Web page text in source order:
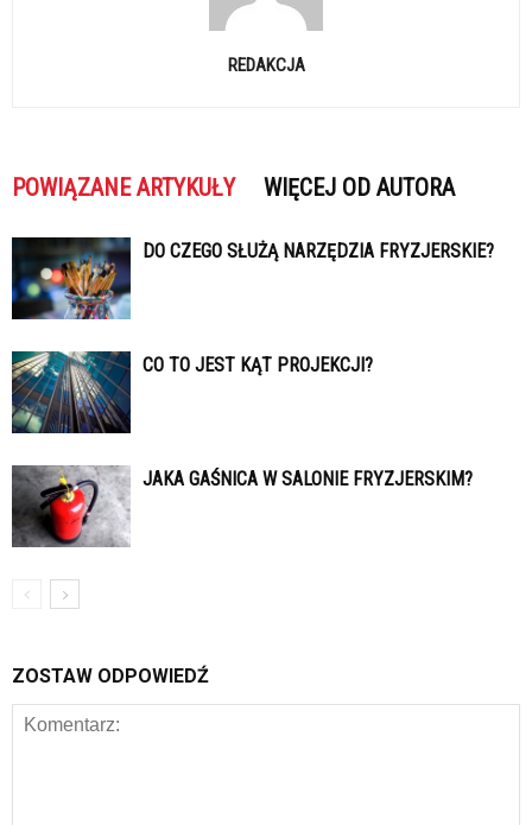
REDAKCJA
POWIĄZANE ARTYKUŁY WIĘCEJ OD AUTORA
DO CZEGO SŁUŻĄ NARZĘDZIA FRYZJERSKIE?
CO TO JEST KĄT PROJEKCJI?
JAKA GAŚNICA W SALONIE FRYZJERSKIM?
ZOSTAW ODPOWIEDŹ